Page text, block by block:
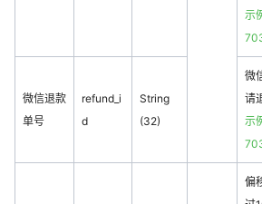
示
微信退款
单号
refund_i
d
String
(32)
微
请
示
偏